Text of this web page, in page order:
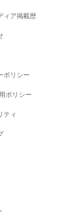
ィア掲載歴
ポリシー
ポリシー
ティ